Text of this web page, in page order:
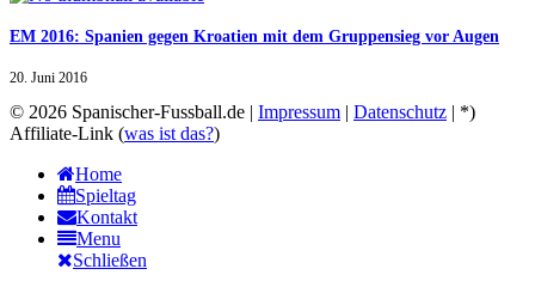
EM 2016: Spanien gegen Kroatien mit dem Gruppensieg vor Augen
20. Juni 2016
© 2026 Spanischer-Fussball.de | Impressum | Datenschutz | *)
Affiliate-Link (was ist das?)
Home
Spieltag
Kontakt
Menu
Schließen